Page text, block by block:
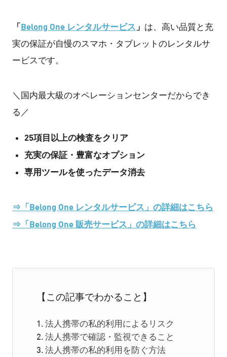
「Belong One レンタルサービス 」 は、高い品質と充
実の保証が自慢のスマホ・タブレットのレンタルサ
ービスです。
＼国内最大級のオペレーションセンターだからでき
る／
25項目以上の検査をクリア
充実の保証・豊富なオプション
専用ツールを使ったデータ消去
⇒「Belong One レンタルサービス」の詳細はこちら
⇒「Belong One 販売サービス」の詳細はこちら
【この記事でわかること】
法人携帯の私的利用によるリスク
法人携帯で確認・監視できること
法人携帯の私的利用を防ぐ方法